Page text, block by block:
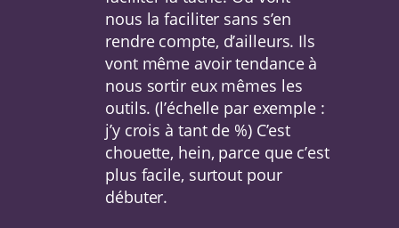
nous la faciliter sans s’en
rendre compte, d’ailleurs. Ils
vont même avoir tendance à
nous sortir eux mêmes les
outils. (l’échelle par exemple :
j’y crois à tant de %) C’est
chouette, hein, parce que c’est
plus facile, surtout pour
débuter.